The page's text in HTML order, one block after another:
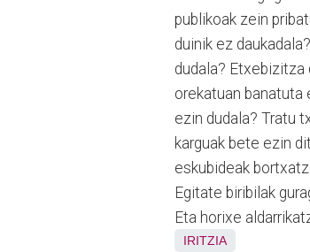
publikoak zein
duinik ez
dudala? Etxebizitza
orekatuan banatuta
ezin dudala? Tratu
karguak bete ezin
eskubideak
Egitate biribilak
Eta horixe
IRITZIA